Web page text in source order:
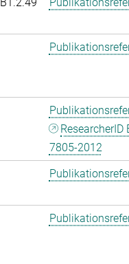
ResearcherID
7805-2012